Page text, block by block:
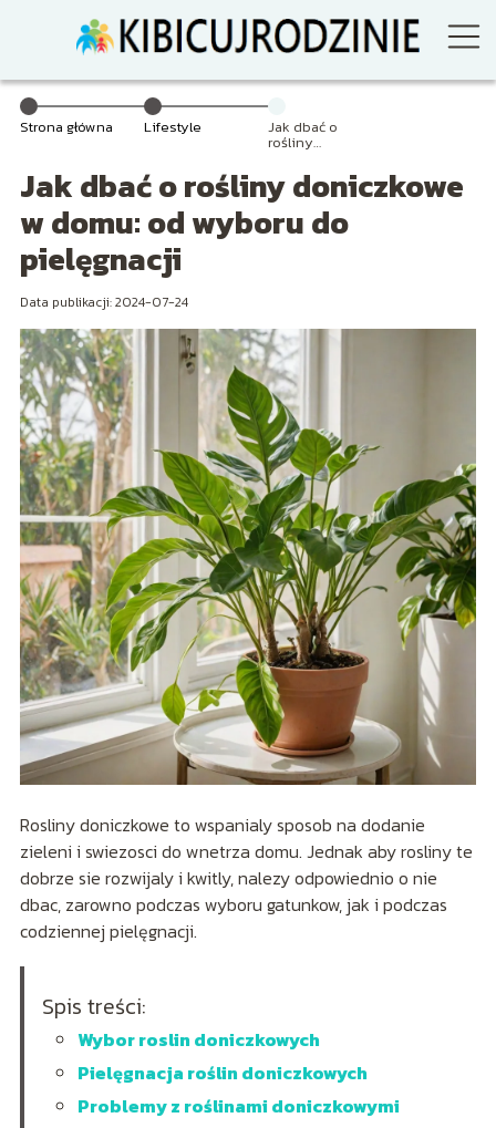
Strona główna Lifestyle Jak dbać o
rośliny
domu: od
wyboru do
pielęgnacji
Jak dbać o rośliny doniczkowe
w domu: od wyboru do
pielęgnacji
Data publikacji: 2024-07-24
Rosliny doniczkowe to wspanialy sposob na dodanie
zieleni i swiezosci do wnetrza domu. Jednak aby rosliny te
dobrze sie rozwijaly i kwitly, nalezy odpowiednio o nie
dbac, zarowno podczas wyboru gatunkow, jak i podczas
codziennej pielęgnacji.
Spis treści:
Wybor roslin doniczkowych
Pielęgnacja roślin doniczkowych
Problemy z roślinami doniczkowymi